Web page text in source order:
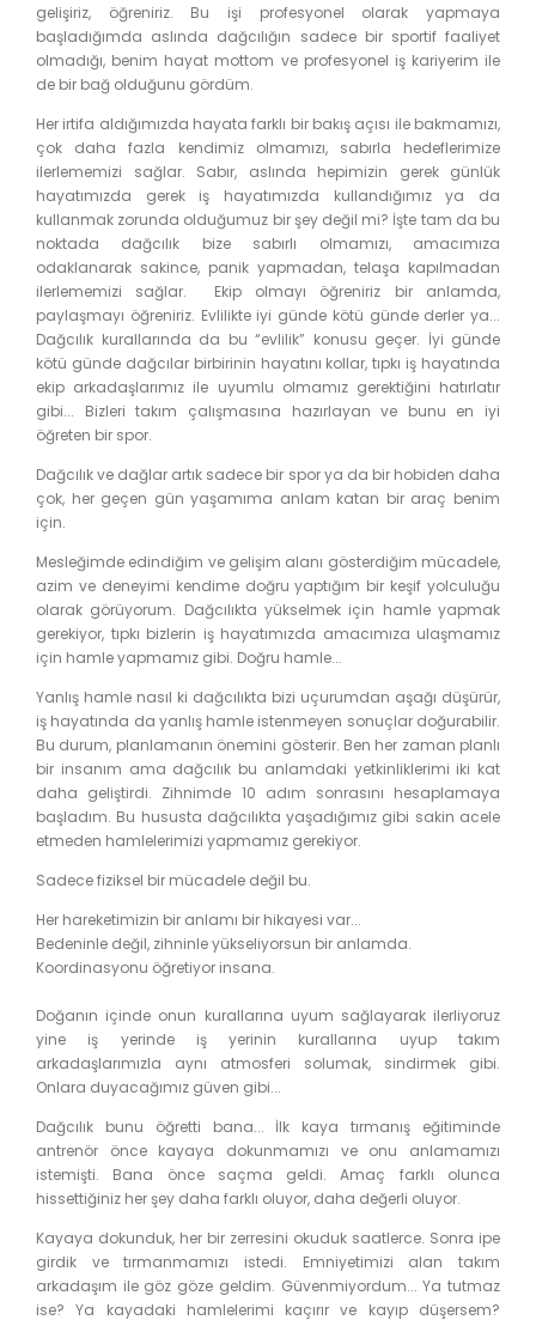
gelişiriz, öğreniriz. Bu işi profesyonel olarak yapmaya
başladığımda aslında dağcılığın sadece bir sportif faaliyet
olmadığı, benim hayat mottom ve profesyonel iş kariyerim ile
de bir bağ olduğunu gördüm.
Her irtifa aldığımızda hayata farklı bir bakış açısı ile bakmamızı,
çok daha fazla kendimiz olmamızı, sabırla hedeflerimize
ilerlememizi sağlar. Sabır, aslında hepimizin gerek günlük
hayatımızda gerek iş hayatımızda kullandığımız ya da
kullanmak zorunda olduğumuz bir şey değil mi? İşte tam da bu
noktada dağcılık bize sabırlı olmamızı, amacımıza
odaklanarak sakince, panik yapmadan, telaşa kapılmadan
ilerlememizi sağlar. Ekip olmayı öğreniriz bir anlamda,
paylaşmayı öğreniriz. Evlilikte iyi günde kötü günde derler ya...
Dağcılık kurallarında da bu “evlilik” konusu geçer. İyi günde
kötü günde dağcılar birbirinin hayatını kollar, tıpkı iş hayatında
ekip arkadaşlarımız ile uyumlu olmamız gerektiğini hatırlatır
gibi... Bizleri takım çalışmasına hazırlayan ve bunu en iyi
öğreten bir spor.
Dağcılık ve dağlar artık sadece bir spor ya da bir hobiden daha
çok, her geçen gün yaşamıma anlam katan bir araç benim
için.
Mesleğimde edindiğim ve gelişim alanı gösterdiğim mücadele,
azim ve deneyimi kendime doğru yaptığım bir keşif yolculuğu
olarak görüyorum. Dağcılıkta yükselmek için hamle yapmak
gerekiyor, tıpkı bizlerin iş hayatımızda amacımıza ulaşmamız
için hamle yapmamız gibi. Doğru hamle...
Yanlış hamle nasıl ki dağcılıkta bizi uçurumdan aşağı düşürür,
iş hayatında da yanlış hamle istenmeyen sonuçlar doğurabilir.
Bu durum, planlamanın önemini gösterir. Ben her zaman planlı
bir insanım ama dağcılık bu anlamdaki yetkinliklerimi iki kat
daha geliştirdi. Zihnimde 10 adım sonrasını hesaplamaya
başladım. Bu hususta dağcılıkta yaşadığımız gibi sakin acele
etmeden hamlelerimizi yapmamız gerekiyor.
Sadece fiziksel bir mücadele değil bu.
Her hareketimizin bir anlamı bir hikayesi var...
Bedeninle değil, zihninle yükseliyorsun bir anlamda.
Koordinasyonu öğretiyor insana.
Doğanın içinde onun kurallarına uyum sağlayarak ilerliyoruz
yine iş yerinde iş yerinin kurallarına uyup takım
arkadaşlarımızla aynı atmosferi solumak, sindirmek gibi.
Onlara duyacağımız güven gibi...
Dağcılık bunu öğretti bana... İlk kaya tırmanış eğitiminde
antrenör önce kayaya dokunmamızı ve onu anlamamızı
istemişti. Bana önce saçma geldi. Amaç farklı olunca
hissettiğiniz her şey daha farklı oluyor, daha değerli oluyor.
Kayaya dokunduk, her bir zerresini okuduk saatlerce. Sonra ipe
girdik ve tırmanmamızı istedi. Emniyetimizi alan takım
arkadaşım ile göz göze geldim. Güvenmiyordum... Ya tutmaz
ise? Ya kayadaki hamlelerimi kaçırır ve kayıp düşersem?